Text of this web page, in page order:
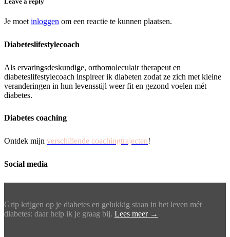
Je moet inloggen om een reactie te kunnen plaatsen.
Diabeteslifestylecoach
Als ervaringsdeskundige, orthomoleculair therapeut en
diabeteslifestylecoach inspireer ik diabeten zodat ze zich met kleine
veranderingen in hun levensstijl weer fit en gezond voelen mét
diabetes.
Diabetes coaching
Ontdek mijn verschillende coachingtrajecten!
Social media
Grip krijgen op je diabetes en gelukkig staan in het leven mét
diabetes: daar help ik je graag bij. Lees meer →